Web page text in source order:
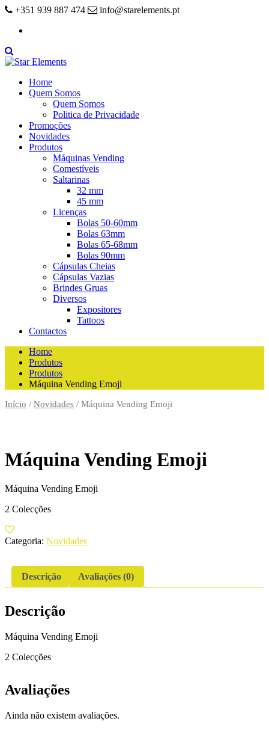
+351 939 887 474
info@starelements.pt
Home
Quem Somos
Quem Somos
Politica de Privacidade
Promoções
Novidades
Produtos
Máquinas Vending
Comestíveis
Saltarinas
32 mm
45 mm
Licenças
Bolas 50-60mm
Bolas 63mm
Bolas 65-68mm
Bolas 90mm
Cápsulas Cheias
Cápsulas Vazias
Brindes Gruas
Diversos
Expositores
Tattoos
Contactos
Home
Produtos
Produtos
Máquina Vending Emoji
Início / Novidades / Máquina Vending Emoji
Máquina Vending Emoji
Máquina Vending Emoji
2 Colecções
Categoria: Novidades
Descrição Avaliações (0)
Descrição
Máquina Vending Emoji
2 Colecções
Avaliações
Ainda não existem avaliações.